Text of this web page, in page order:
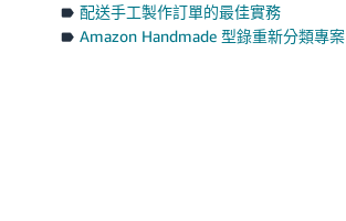
配送手工製作訂單的最佳實務
Amazon Handmade 型錄重新分類專案